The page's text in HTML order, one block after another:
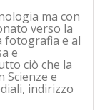
ma con
verso la
fotografia e al
e
ciò che la
Scienze e
indirizzo